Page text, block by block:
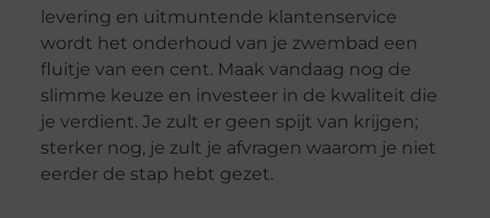
levering en uitmuntende klantenservice
wordt het onderhoud van je zwembad een
fluitje van een cent. Maak vandaag nog de
slimme keuze en investeer in de kwaliteit die
je verdient. Je zult er geen spijt van krijgen;
sterker nog, je zult je afvragen waarom je niet
eerder de stap hebt gezet.